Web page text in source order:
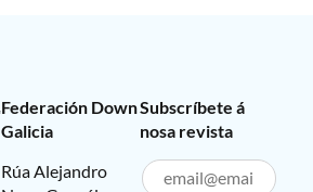
Federación Down
Galicia
Rúa Alejandro
Subscríbete á
nosa revista